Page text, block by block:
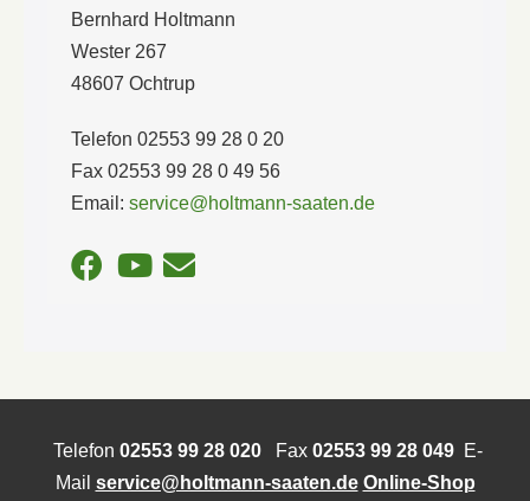
Bernhard Holtmann
Wester 267
48607 Ochtrup
Telefon 02553 99 28 0 20
Fax 02553 99 28 0 49 56
Email: service@holtmann-saaten.de
Telefon 02553 99 28 020Fax 02553 99 28 049E-
Mail service@holtmann-saaten.de Online-Shop